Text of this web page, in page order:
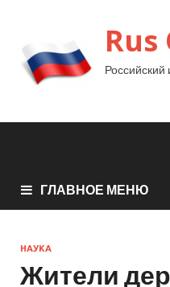
Rus
ГЛАВНОЕ МЕНЮ
НАУКА
Жители